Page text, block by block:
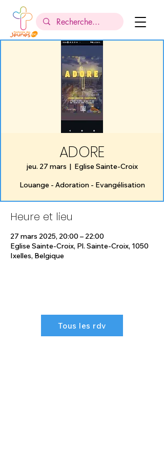
ADORE
jeu. 27 mars
  |
Eglise Sainte-Croix
Louange - Adoration - Evangélisation
Heure et lieu
27 mars 2025, 20:00 – 22:00
Eglise Sainte-Croix, Pl. Sainte-Croix, 1050
Ixelles, Belgique
Tous les rdv